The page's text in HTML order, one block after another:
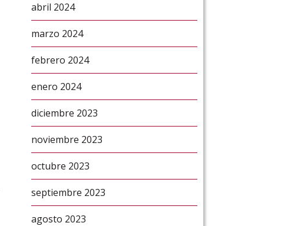
abril 2024
marzo 2024
febrero 2024
enero 2024
diciembre 2023
noviembre 2023
octubre 2023
septiembre 2023
agosto 2023